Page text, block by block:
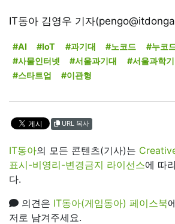
IT동아 김영우 기자
#AI #IoT #과기대 #노코드 #누코
#사물인터넷
#서울과기대
#서울과학
#스타트업
#이관형
URL 복사
IT동아의 모든 콘텐츠(기사)는
표시-비영리-변경금지 라이선스에 따
다.
의견은 IT동아(게임동아) 페이스북
저로 남겨주세요.